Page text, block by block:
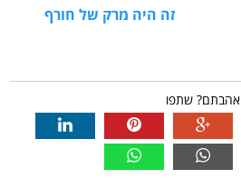
זה היה מרק של חורף
אהבתם? שתפו